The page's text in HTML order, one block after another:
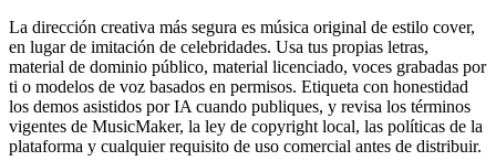
La dirección creativa más segura es música original de estilo cover,
en lugar de imitación de celebridades. Usa tus propias letras,
material de dominio público, material licenciado, voces grabadas por
ti o modelos de voz basados en permisos. Etiqueta con honestidad
los demos asistidos por IA cuando publiques, y revisa los términos
vigentes de MusicMaker, la ley de copyright local, las políticas de la
plataforma y cualquier requisito de uso comercial antes de distribuir.